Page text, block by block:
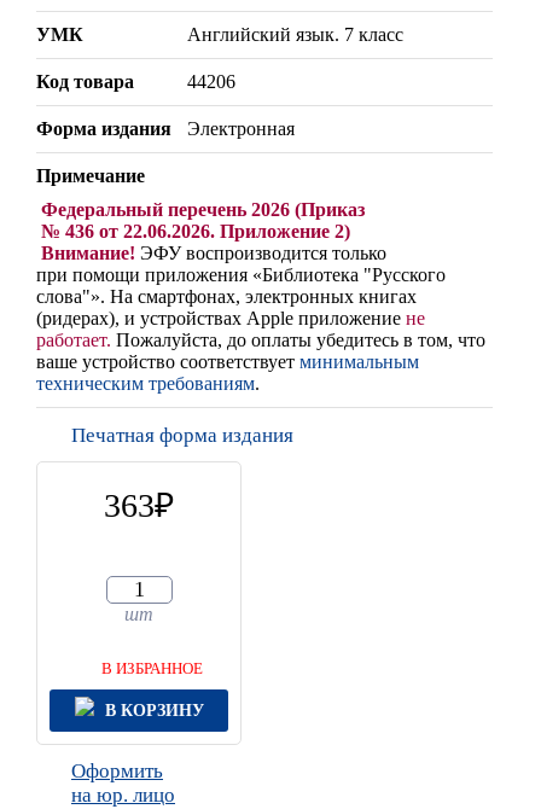
УМК Английский язык. 7 класс
Код товара 44206
Форма издания Электронная
Примечание
Федеральный перечень 2026 (Приказ
№ 436 от 22.06.2026. Приложение 2)
Внимание! ЭФУ воспроизводится только
при помощи приложения «Библиотека "Русского
слова"». На смартфонах, электронных книгах
(ридерах), и устройствах Apple приложение не
работает. Пожалуйста, до оплаты убедитесь в том, что
ваше устройство соответствует минимальным
техническим требованиям.
Печатная форма издания
363
шт
В ИЗБРАННОЕ
В КОРЗИНУ
Оформить
на юр. лицо